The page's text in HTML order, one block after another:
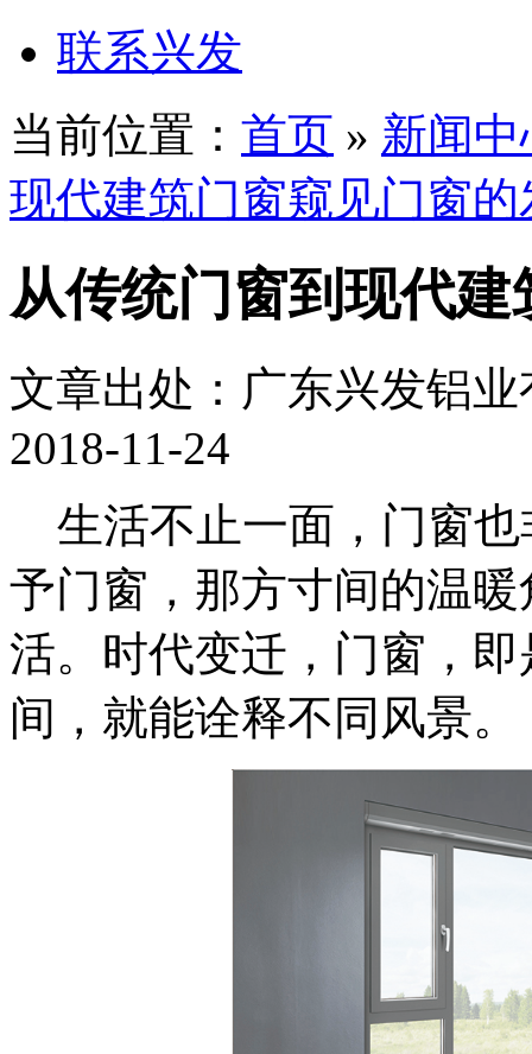
联系兴发
当前位置： 首页 » 新闻中
现代建筑门窗窥见门窗的
从传统门窗到现代
文章出处：广东兴发铝
2018-11-24
生活不止一面，门窗
予门窗，那方寸间的温
活。时代变迁，门窗，
间，就能诠释不同风景。